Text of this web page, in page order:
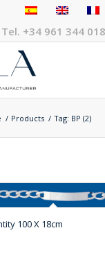
Tel. +34 961 344 018
/ Products / Tag: BP (2)
100 X 18cm